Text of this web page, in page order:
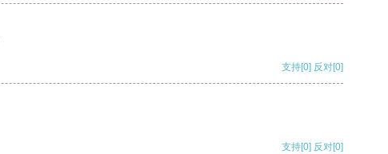
支持[0] 反对[0]
支持[0] 反对[0]